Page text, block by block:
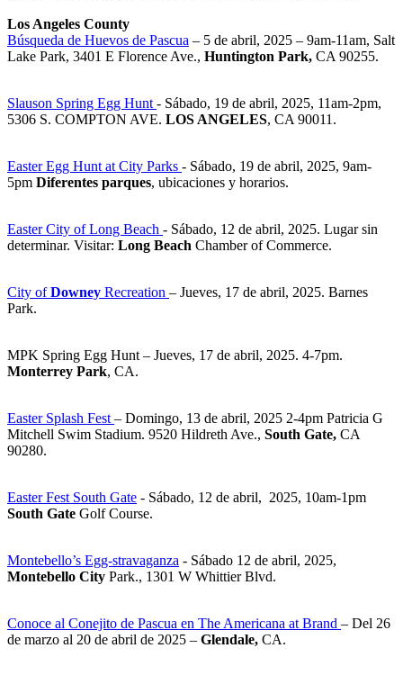
Los Angeles County
Búsqueda de Huevos de Pascua – 5 de abril, 2025 – 9am-11am, Salt
Lake Park, 3401 E Florence Ave., Huntington Park, CA 90255.
Slauson Spring Egg Hunt - Sábado, 19 de abril, 2025, 11am-2pm,
5306 S. COMPTON AVE. LOS ANGELES, CA 90011.
Easter Egg Hunt at City Parks - Sábado, 19 de abril, 2025, 9am-
5pm Diferentes parques, ubicaciones y horarios.
Easter City of Long Beach - Sábado, 12 de abril, 2025. Lugar sin
determinar. Visitar: Long Beach Chamber of Commerce.
City ofDowney Recreation – Jueves, 17 de abril, 2025. Barnes
Park.
MPK Spring Egg Hunt – Jueves, 17 de abril, 2025. 4-7pm.
Monterrey Park, CA.
Easter Splash Fest – Domingo, 13 de abril, 2025 2-4pm Patricia G
Mitchell Swim Stadium. 9520 Hildreth Ave., South Gate, CA
90280.
Easter Fest South Gate - Sábado, 12 de abril, 2025, 10am-1pm
South Gate Golf Course.
Montebello’s Egg-stravaganza - Sábado 12 de abril, 2025,
Montebello City Park., 1301 W Whittier Blvd.
Conoce al Conejito de Pascua en The Americana at Brand – Del 26
de marzo al 20 de abril de 2025 – Glendale, CA.